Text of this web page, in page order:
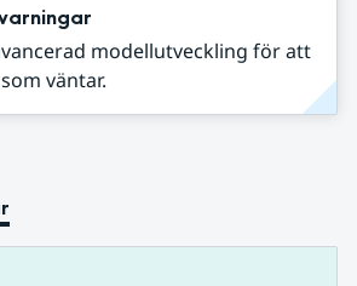
modellutveckling för att
väntar.